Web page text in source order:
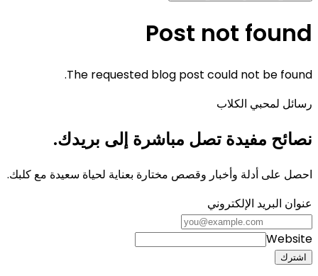
Post not found
The requested blog post could not be found.
رسائل لمحبي الكلاب
نصائح مفيدة تصل مباشرة إلى بريدك.
احصل على أدلة وأخبار وقصص مختارة بعناية لحياة سعيدة مع كلبك.
عنوان البريد الإلكتروني
Website
اشترك